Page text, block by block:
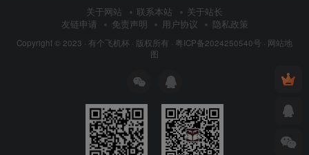
关于网站 联系本站
关于站长
友链申请
免责声明 用户协议 隐私政策
Copyright © 2023 · 有个飞机杯 · 版权所有 · 粤ICP备2024250540号 · 网站地
图